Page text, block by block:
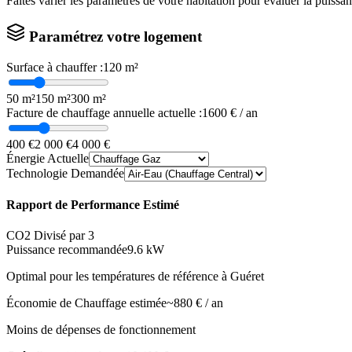
Paramétrez votre logement
Surface à chauffer :120 m²
50 m²150 m²300 m²
Facture de chauffage annuelle actuelle :1600 € / an
400 €2 000 €4 000 €
Énergie Actuelle
Technologie Demandée
Rapport de Performance Estimé
CO2 Divisé par 3
Puissance recommandée9.6 kW
Optimal pour les températures de référence à Guéret
Économie de Chauffage estimée~880 € / an
Moins de dépenses de fonctionnement